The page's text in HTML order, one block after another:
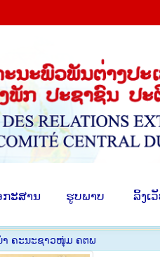
ກະ​ສານ ​ຮູບ​ພາບ ລິ້ງ​ເ
ຳ ຄະ​ນະ​ຊາວ​ໜຸ່ມ​ ຄ​ຕ​ພ
ຳ ​ ເອ​ກະ​ສານ ​ຮູບ​ພາບ